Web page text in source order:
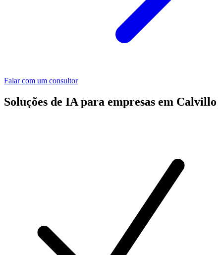
Falar com um consultor
Soluções de IA para empresas em Calvillo